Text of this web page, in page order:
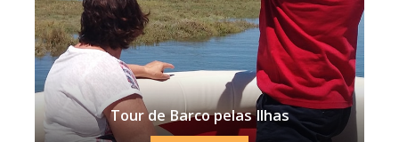
Tour de Barco pelas Ilhas